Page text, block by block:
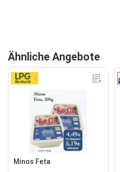
Ähnliche Angebote
Minos Feta